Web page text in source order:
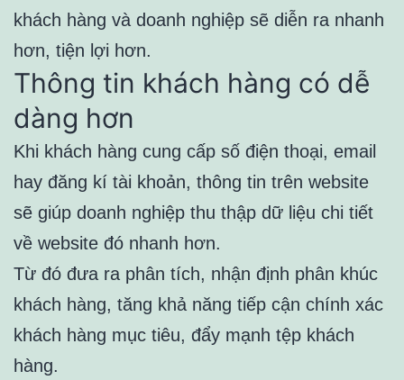
khách hàng và doanh nghiệp sẽ diễn ra nhanh
hơn, tiện lợi hơn.
Thông tin khách hàng có dễ
dàng hơn
Khi khách hàng cung cấp số điện thoại, email
hay đăng kí tài khoản, thông tin trên website
sẽ giúp doanh nghiệp thu thập dữ liệu chi tiết
về website đó nhanh hơn.
Từ đó đưa ra phân tích, nhận định phân khúc
khách hàng, tăng khả năng tiếp cận chính xác
khách hàng mục tiêu, đẩy mạnh tệp khách
hàng.